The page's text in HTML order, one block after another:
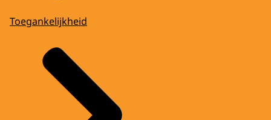
Toegankelijkheid